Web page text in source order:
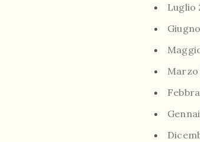
Luglio
Marzo